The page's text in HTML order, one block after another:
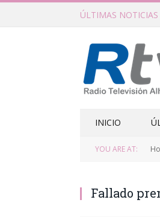
ÚLTIMAS NOTICIAS
INICIO
YOU ARE AT:
Fallado